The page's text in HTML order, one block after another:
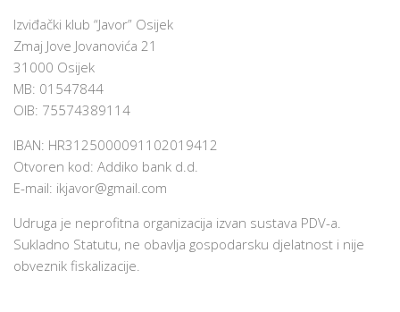
Izviđački klub “Javor” Osijek
Zmaj Jove Jovanovića 21
31000 Osijek
MB: 01547844
OIB: 75574389114
IBAN: HR3125000091102019412
Otvoren kod: Addiko bank d.d.
E-mail: ikjavor@gmail.com
Udruga je neprofitna organizacija izvan sustava PDV-a.
Sukladno Statutu, ne obavlja gospodarsku djelatnost i nije
obveznik fiskalizacije.